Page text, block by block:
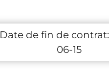
Date de fin de contrat:
06-15